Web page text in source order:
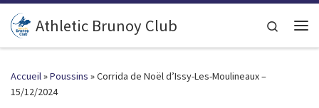
Passer au contenu
Athletic Brunoy Club Search
Accueil»Poussins »Corrida de Noël d’Issy-Les-Moulineaux –
15/12/2024